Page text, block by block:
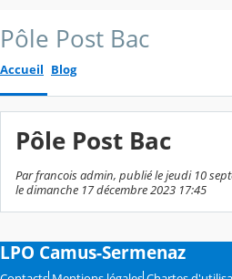
Pôle Post Bac
Accueil Blog
Pôle Post Bac
Par francois admin, publié le jeudi 10
le dimanche 17 décembre 2023 17:45
LPO Camus-Sermenaz